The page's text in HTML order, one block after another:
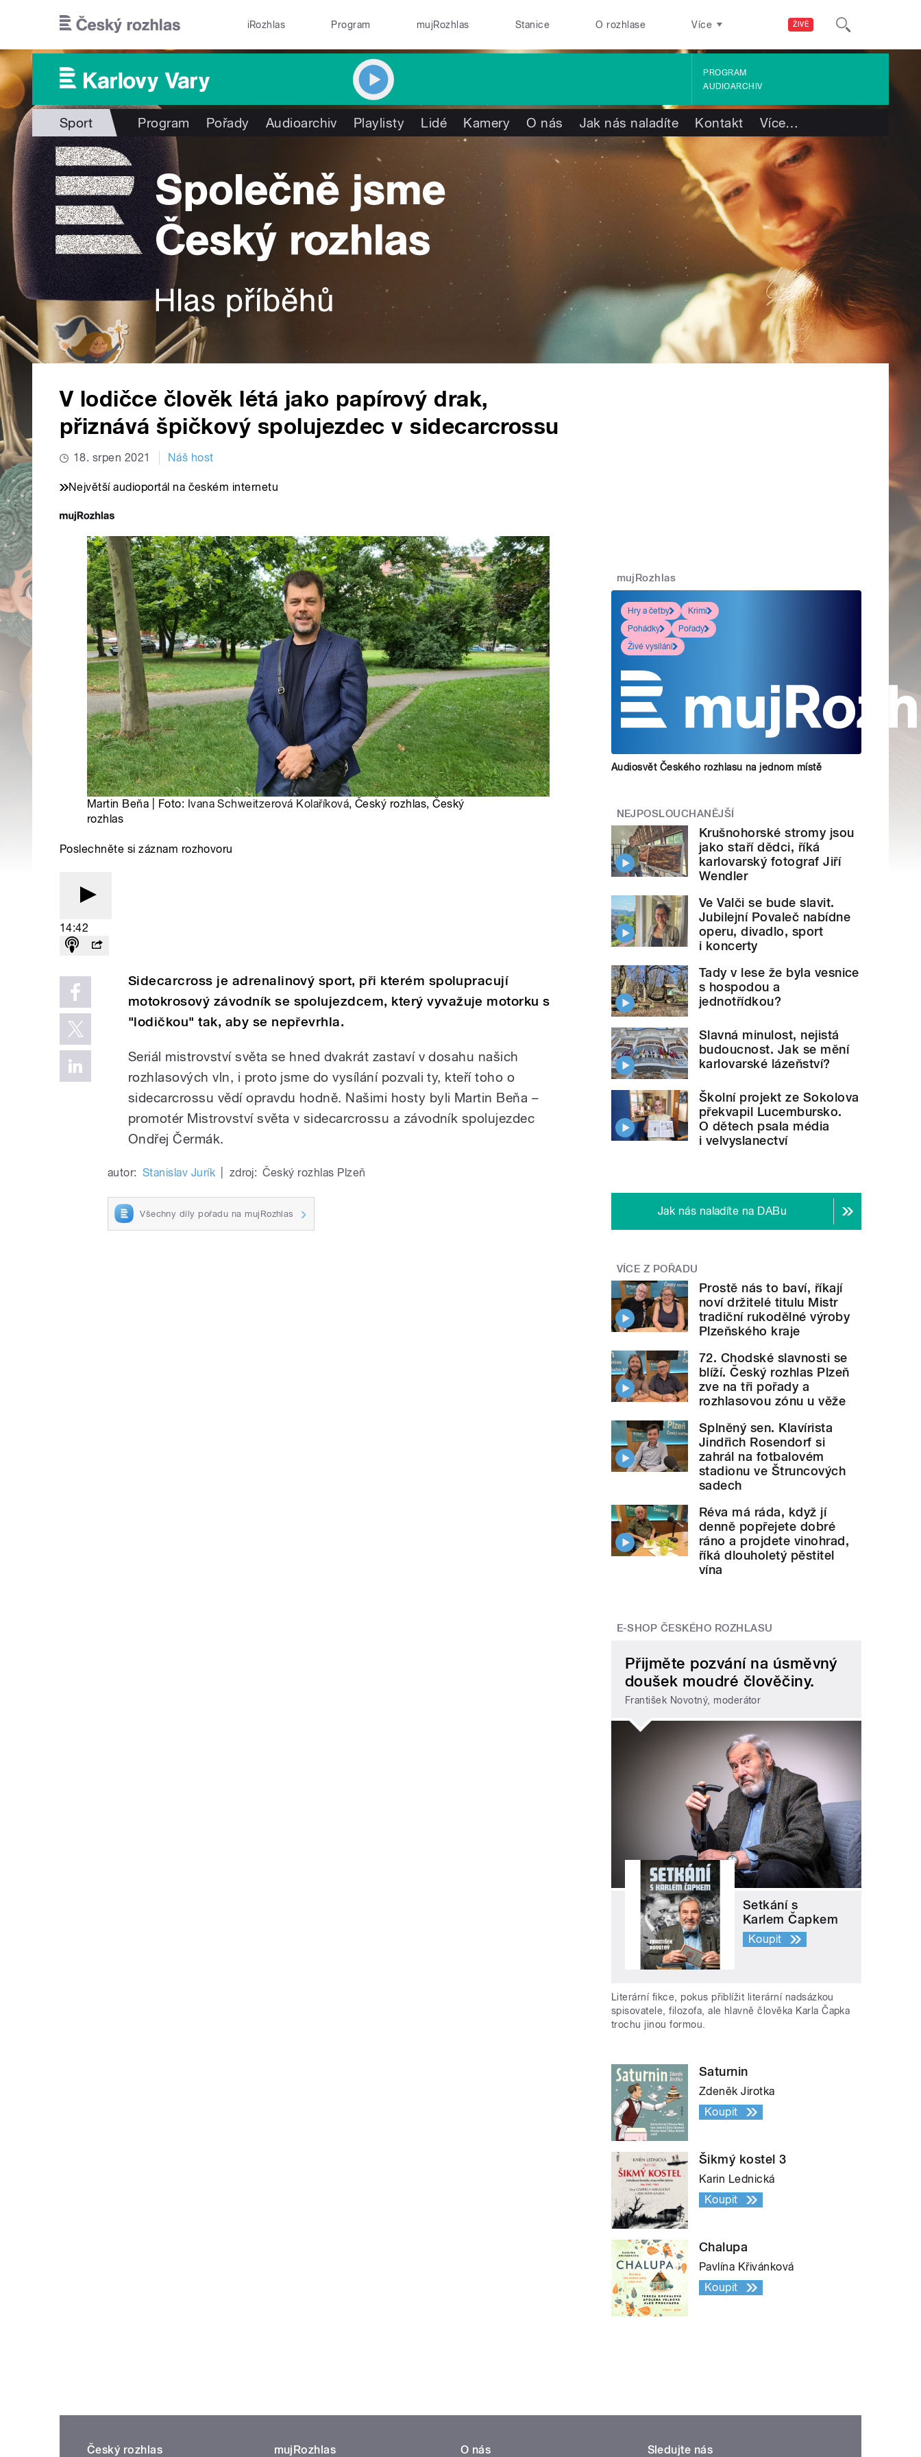
ŽIVĚ
iRozhlas Program mujRozhlas Stanice O rozhlase Více
PROGRAM
AUDIOARCHIV
Sport Program Pořady Audioarchiv Playlisty Lidé Kamery O nás Jak nás naladíte Kontakt Více…
V lodičce člověk létá jako papírový drak,
přiznává špičkový spolujezdec v sidecarcrossu
18. srpen 2021 Náš host
Největší audioportál na českém internetu
Martin Beňa | Foto: Ivana Schweitzerová Kolaříková, Český rozhlas, Český
rozhlas
Poslechněte si záznam rozhovoru
14:42
Sidecarcross je adrenalinový sport, při kterém spolupracují
motokrosový závodník se spolujezdcem, který vyvažuje motorku s
"lodičkou" tak, aby se nepřevrhla.
Seriál mistrovství světa se hned dvakrát zastaví v dosahu našich
rozhlasových vln, i proto jsme do vysílání pozvali ty, kteří toho o
sidecarcrossu vědí opravdu hodně. Našimi hosty byli Martin Beňa –
promotér Mistrovství světa v sidecarcrossu a závodník spolujezdec
Ondřej Čermák.
autor: Stanislav Jurík zdroj: Český rozhlas Plzeň
Všechny díly pořadu na mujRozhlas
mujRozhlas
Hry a četby
Krimi
Pohádky
Pořady
Živé vysílání
Audiosvět Českého rozhlasu na jednom místě
NEJPOSLOUCHANĚJŠÍ
Krušnohorské stromy jsou
jako staří dědci, říká
karlovarský fotograf Jiří
Wendler
Ve Valči se bude slavit.
Jubilejní Povaleč nabídne
operu, divadlo, sport
i koncerty
Tady v lese že byla vesnice
s hospodou a
jednotřídkou?
Slavná minulost, nejistá
budoucnost. Jak se mění
karlovarské lázeňství?
Školní projekt ze Sokolova
překvapil Lucembursko.
O dětech psala média
i velvyslanectví
Jak nás naladíte na DABu
VÍCE Z POŘADU
Prostě nás to baví, říkají
noví držitelé titulu Mistr
tradiční rukodělné výroby
Plzeňského kraje
72. Chodské slavnosti se
blíží. Český rozhlas Plzeň
zve na tři pořady a
rozhlasovou zónu u věže
Splněný sen. Klavírista
Jindřich Rosendorf si
zahrál na fotbalovém
stadionu ve Štruncových
sadech
Réva má ráda, když jí
denně popřejete dobré
ráno a projdete vinohrad,
říká dlouholetý pěstitel
vína
E-SHOP ČESKÉHO ROZHLASU
Přijměte pozvání na úsměvný
doušek moudré člověčiny.
František Novotný, moderátor
Setkání s
Karlem Čapkem
Koupit
Literární fikce, pokus přiblížit literární nadsázkou
spisovatele, filozofa, ale hlavně člověka Karla Čapka
trochu jinou formou.
Saturnin
Zdeněk Jirotka
Koupit
Šikmý kostel 3
Karin Lednická
Koupit
Chalupa
Pavlína Křivánková
Koupit
Český rozhlas mujRozhlas O nás Sledujte nás